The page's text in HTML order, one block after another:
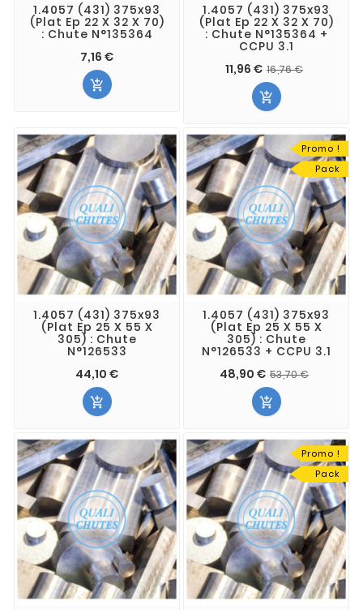
1.4057 (431) 375x93
(Plat Ep 22 X 32 X 70)
: Chute N°135364
7,16 €

1.4057 (431) 375x93
(Plat Ep 22 X 32 X 70)
: Chute N°135364 +
CCPU 3.1
11,96 € 16,76 €

1.4057 (431) 375x93
(Plat Ep 25 X 55 X
305) : Chute
N°126533
44,10 €

Promo !
Pack
1.4057 (431) 375x93
(Plat Ep 25 X 55 X
305) : Chute
N°126533 + CCPU 3.1
48,90 € 53,70 €

Promo !
Pack